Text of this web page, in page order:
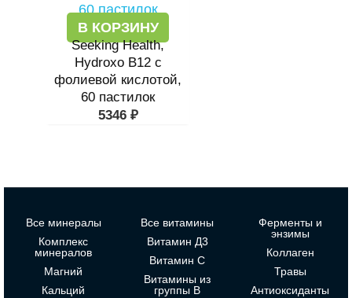
В КОРЗИНУ
Seeking Health,
Hydroxo B12 с
фолиевой кислотой,
60 пастилок
5346 ₽
Все минералы
Комплекс
минералов
Магний
Кальций
Все витамины
Витамин Д3
Витамин С
Витамины из
группы В
Ферменты и
энзимы
Коллаген
Травы
Антиоксиданты